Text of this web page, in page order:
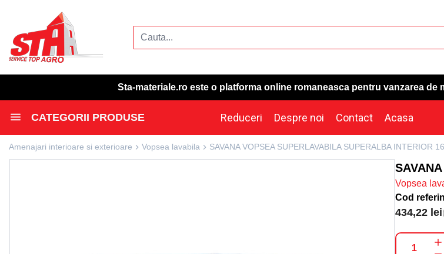
Sta-materiale.ro este o platforma online romaneasca pentru vanzarea
CATEGORII PRODUSE Reduceri Despre noi Contact Acasa
Amenajari interioare si exterioare Vopsea lavabila SAVANA VOPSEA SUPERLAVABILA SUPERALBA INTERIOR
Vopsea
Cod
434,22 lei